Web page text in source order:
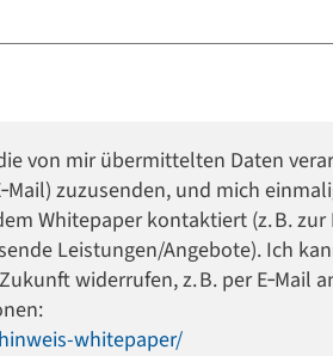
von mir übermittelten Daten
zuzusenden, und mich
Whitepaper kontaktiert (z. B. zur
Leistungen/Angebote). Ich
widerrufen, z. B. per E‑Mail
whitepaper/